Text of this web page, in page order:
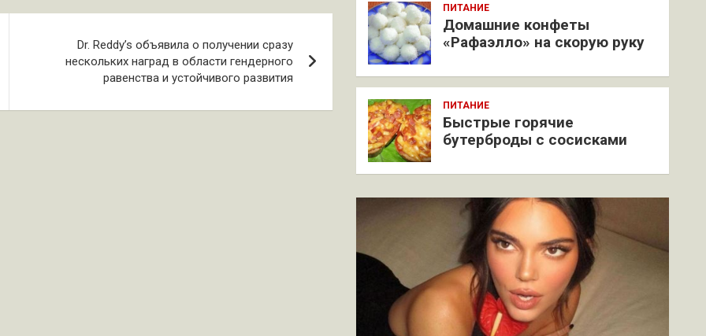
Dr. Reddy’s объявила о получении сразу
нескольких наград в области гендерного
равенства и устойчивого развития
ПИТАНИЕ
Домашние конфеты
«Рафаэлло» на скорую руку
ПИТАНИЕ
Быстрые горячие
бутерброды с сосисками